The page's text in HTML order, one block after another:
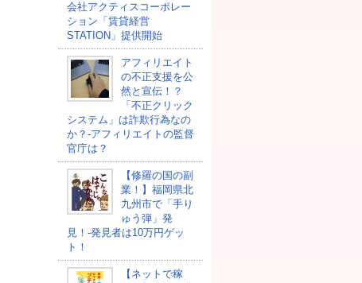
会社アクティスコーポレー
ション「賃貸経営
STATION」提供開始
アフィリエイト
の不正支援を公
然と宣伝！？
「不正クリック
システム」は詐欺行為なの
か？-アフィリエイトの監督
官庁は？
【修羅の国の副
業！】福岡県北
九州市で「手り
ゅう弾」発
見！-発見者は10万円ゲッ
ト！
【ネットで稼